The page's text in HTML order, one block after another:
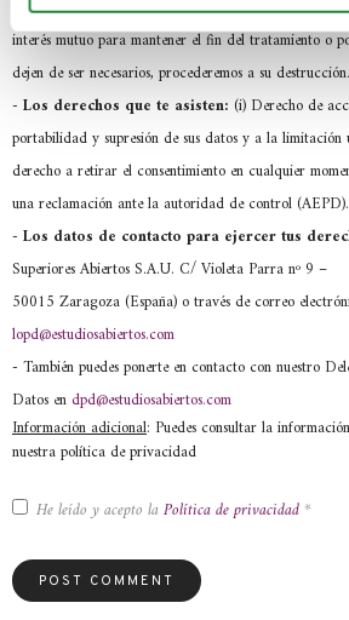
Los criterios de conservación de los datos:
interés mutuo para mantener el fin del tratamiento o
dejen de ser necesarios, procederemos a su destrucción.
- Los derechos que te asisten: (i) Derecho de
portabilidad y supresión de sus datos y a la
derecho a retirar el consentimiento en cualquier
una reclamación ante la autoridad de control (AEPD).
- Los datos de contacto para ejercer tus
Superiores Abiertos S.A.U. C/ Violeta Parra nº 9 –
50015 Zaragoza (España) o través de correo
lopd@estudiosabiertos.com
- También puedes ponerte en contacto con nuestro
Datos en dpd@estudiosabiertos.com
Información adicional: Puedes consultar la
nuestra política de privacidad
He leído y acepto la Política de privacidad *